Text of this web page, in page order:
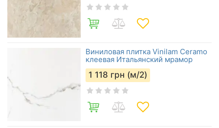
Виниловая плитка Vinilam Ceramo
клеевая Итальянский мрамор
1 118 грн (м/2)